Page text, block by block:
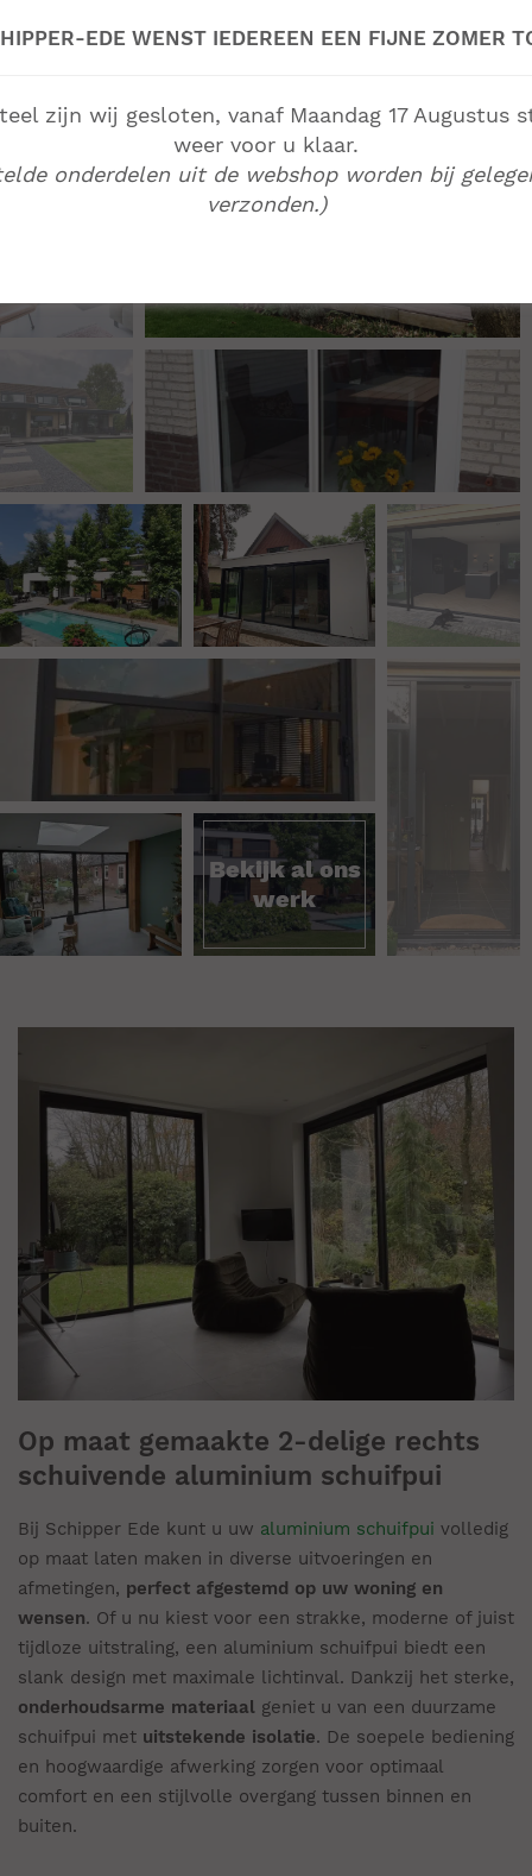
Bekijk al ons
werk
Op maat gemaakte 2-delige rechts
schuivende aluminium schuifpui
Bij Schipper Ede kunt u uw aluminium schuifpui volledig
op maat laten maken in diverse uitvoeringen en
afmetingen, perfect afgestemd op uw woning en
wensen. Of u nu kiest voor een strakke, moderne of juist
tijdloze uitstraling, een aluminium schuifpui biedt een
slank design met maximale lichtinval. Dankzij het sterke,
onderhoudsarme materiaal geniet u van een duurzame
schuifpui met uitstekende isolatie. De soepele bediening
en hoogwaardige afwerking zorgen voor optimaal
comfort en een stijlvolle overgang tussen binnen en
buiten.
EDE WENST IEDEREEN EEN FIJNE ZOMER
zijn wij gesloten, vanaf Maandag 17 Augustus
weer voor u klaar.
onderdelen uit de webshop worden bij
verzonden.)